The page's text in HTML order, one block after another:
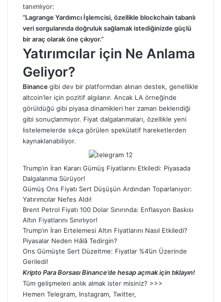
tanımlıyor:
“Lagrange Yardımcı İşlemcisi, özellikle blockchain tabanlı
veri sorgularında doğruluk sağlamak istediğinizde güçlü
bir araç olarak öne çıkıyor.”
Yatırımcılar için Ne Anlama
Geliyor?
Binancegibi dev bir platformdan alınan destek, genellikle
altcoin’ler için pozitif algılanır. Ancak LA örneğinde
görüldüğü gibi piyasa dinamikleri her zaman beklendiği
gibi sonuçlanmıyor. Fiyat dalgalanmaları, özellikle yeni
listelemelerde sıkça görülen spekülatif hareketlerden
kaynaklanabiliyor.
Trump’ın İran Kararı Gümüş Fiyatlarını Etkiledi: Piyasada
Dalgalanma Sürüyor!
Gümüş Ons Fiyatı Sert Düşüşün Ardından Toparlanıyor:
Yatırımcılar Nefes Aldı!
Brent Petrol Fiyatı 100 Dolar Sınırında: Enflasyon Baskısı
Altın Fiyatlarını Sınırlıyor!
Trump’ın İran Ertelemesi Altın Fiyatlarını Nasıl Etkiledi?
Piyasalar Neden Hâlâ Tedirgin?
Ons Gümüşte Sert Düzeltme: Fiyatlar %4’ün Üzerinde
Geriledi!
Kripto Para Borsası Binance’de hesap açmak için tıklayın!
Tüm gelişmeleri anlık almak ister misiniz? >>>
Hemen Telegram, Instagram, Twitter,